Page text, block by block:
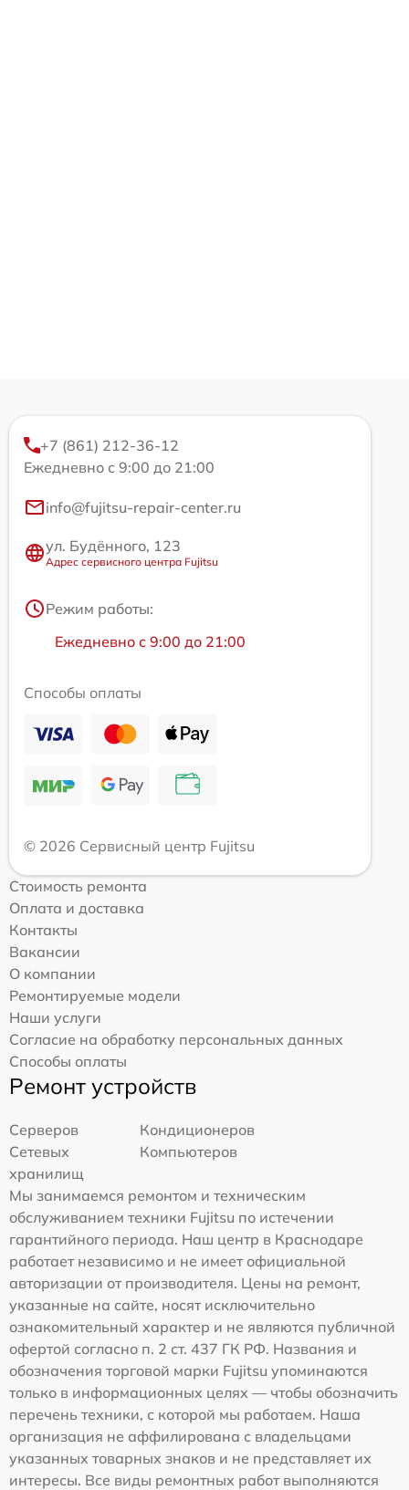
+7 (861) 212-36-12
Ежедневно с 9:00 до 21:00
info@fujitsu-repair-center.ru
ул. Будённого, 123
Адрес сервисного центра Fujitsu
Режим работы:
Ежедневно с 9:00 до 21:00
Способы оплаты
© 2026 Сервисный центр Fujitsu
Стоимость ремонта
Оплата и доставка
Контакты
Вакансии
О компании
Ремонтируемые модели
Наши услуги
Согласие на обработку персональных данных
Способы оплаты
Ремонт устройств
Серверов
Кондиционеров
Сетевых
хранилищ
Компьютеров
Мы занимаемся ремонтом и техническим
обслуживанием техники Fujitsu по истечении
гарантийного периода. Наш центр в Краснодаре
работает независимо и не имеет официальной
авторизации от производителя. Цены на ремонт,
указанные на сайте, носят исключительно
ознакомительный характер и не являются публичной
офертой согласно п. 2 ст. 437 ГК РФ. Названия и
обозначения торговой марки Fujitsu упоминаются
только в информационных целях — чтобы обозначить
перечень техники, с которой мы работаем. Наша
организация не аффилирована с владельцами
указанных товарных знаков и не представляет их
интересы. Все виды ремонтных работ выполняются